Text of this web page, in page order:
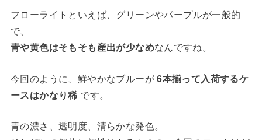
フローライトといえば、グリーンやパープルが一般的
で、
青や黄色はそもそも産出が少なめなんですね。
今回のように、鮮やかなブルーが6本揃って入荷するケ
ースはかなり稀 です。
青の濃さ、透明度、清らかな発色。